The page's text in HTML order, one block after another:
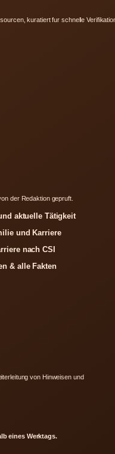
kuratiert fur schnelle
der Redaktion gepruft.
aktuelle Tätigkeit
und Karriere
nach CSI
& alle Fakten
von Hinweisen und
eines Werktags.